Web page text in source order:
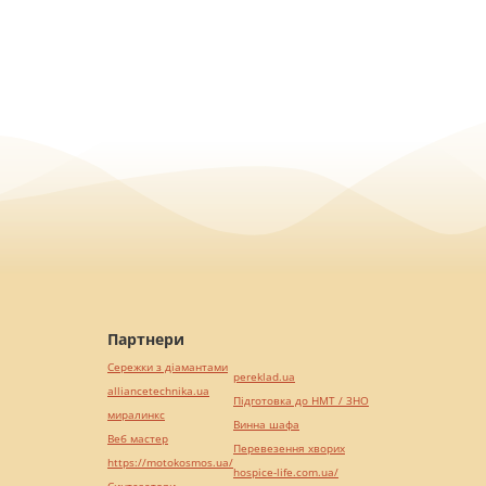
Партнери
Сережки з діамантами
alliancetechnika.ua
миралинкс
Веб мастер
https://motokosmos.ua/
pereklad.ua
Підготовка до НМТ / ЗНО
Винна шафа
Перевезення хворих
hospice-life.com.ua/